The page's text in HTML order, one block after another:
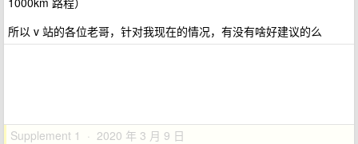
所以 v 站的各位老哥，针对我现在的情况，有没有啥好建议的么
Supplement 1 · 2020 年 3 月 9 日